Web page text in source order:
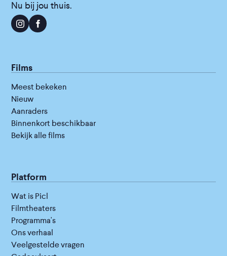
Nu bij jou thuis.
Films
Meest bekeken
Nieuw
Aanraders
Binnenkort beschikbaar
Bekijk alle films
Platform
Wat is Picl
Filmtheaters
Programma's
Ons verhaal
Veelgestelde vragen